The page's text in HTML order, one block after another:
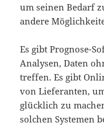
um seinen Bedarf
andere
Es gibt Prognose-
Analysen, Daten
treffen. Es gibt
von Lieferanten,
glücklich zu
solchen Systemen